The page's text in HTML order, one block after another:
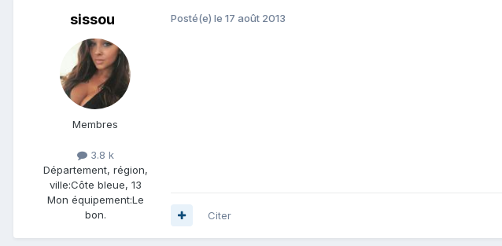
sissou
Membres
3.8 k
Département, région,
ville:Côte bleue, 13
Mon équipement:Le
bon.
Posté(e) le 17 août 2013
Citer